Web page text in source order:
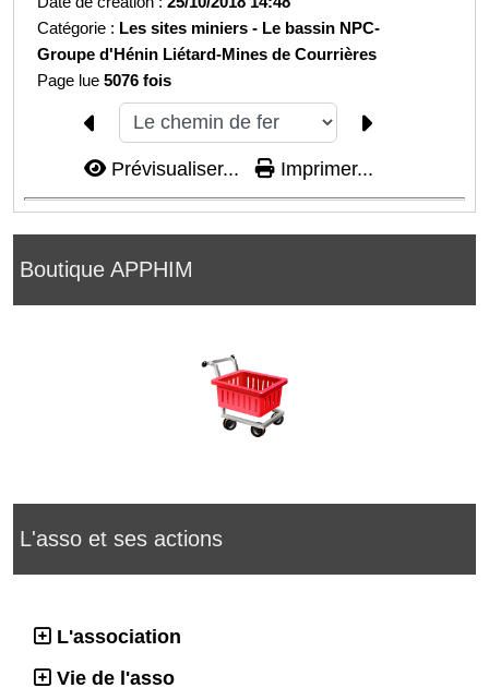
Boutique APPHIM
L'asso et ses actions
L'association
Vie de l'asso
Catégorie : Les sites miniers - Le bassin NPC-
Groupe d'Hénin Liétard-Mines de Courrières
Page lue5076 fois
Prévisualiser... Imprimer...